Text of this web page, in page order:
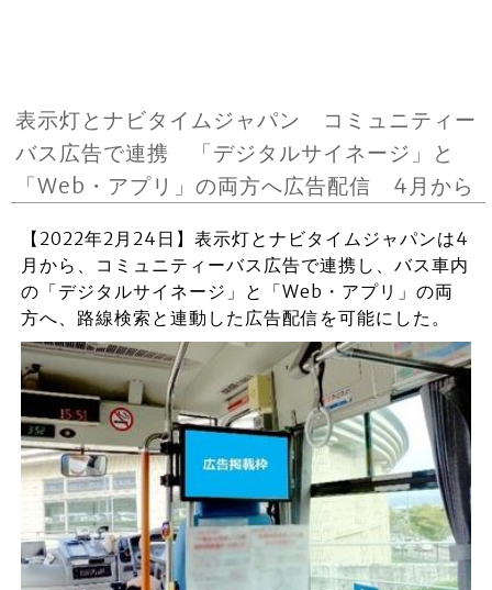
表示灯とナビタイムジャパン コミュニティー
バス広告で連携 「デジタルサイネージ」と
「Web・アプリ」の両方へ広告配信 4月から
【2022年2月24日】表示灯とナビタイムジャパンは4
月から、コミュニティーバス広告で連携し、バス車内
の「デジタルサイネージ」と「Web・アプリ」の両
方へ、路線検索と連動した広告配信を可能にした。